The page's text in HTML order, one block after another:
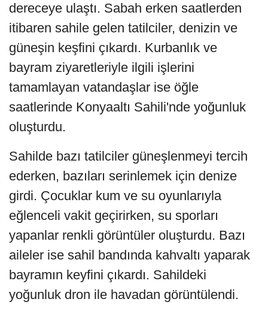
dereceye ulaştı. Sabah erken saatlerden
itibaren sahile gelen tatilciler, denizin ve
güneşin keşfini çıkardı. Kurbanlık ve
bayram ziyaretleriyle ilgili işlerini
tamamlayan vatandaşlar ise öğle
saatlerinde Konyaaltı Sahili'nde yoğunluk
oluşturdu.
Sahilde bazı tatilciler güneşlenmeyi tercih
ederken, bazıları serinlemek için denize
girdi. Çocuklar kum ve su oyunlarıyla
eğlenceli vakit geçirirken, su sporları
yapanlar renkli görüntüler oluşturdu. Bazı
aileler ise sahil bandında kahvaltı yaparak
bayramın keyfini çıkardı. Sahildeki
yoğunluk dron ile havadan görüntülendi.